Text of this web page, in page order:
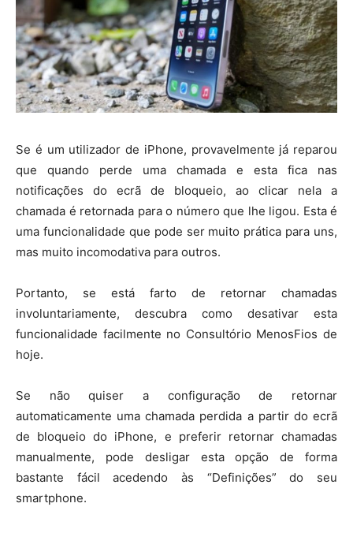
Se é um utilizador de iPhone, provavelmente já reparou
que quando perde uma chamada e esta fica nas
notificações do ecrã de bloqueio, ao clicar nela a
chamada é retornada para o número que lhe ligou. Esta é
uma funcionalidade que pode ser muito prática para uns,
mas muito incomodativa para outros.
Portanto, se está farto de retornar chamadas
involuntariamente, descubra como desativar esta
funcionalidade facilmente no Consultório MenosFios de
hoje.
Se não quiser a configuração de retornar
automaticamente uma chamada perdida a partir do ecrã
de bloqueio do iPhone, e preferir retornar chamadas
manualmente, pode desligar esta opção de forma
bastante fácil acedendo às “Definições” do seu
smartphone.